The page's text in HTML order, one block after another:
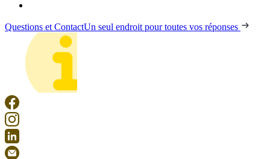
Questions et ContactUn seul endroit pour toutes vos réponses